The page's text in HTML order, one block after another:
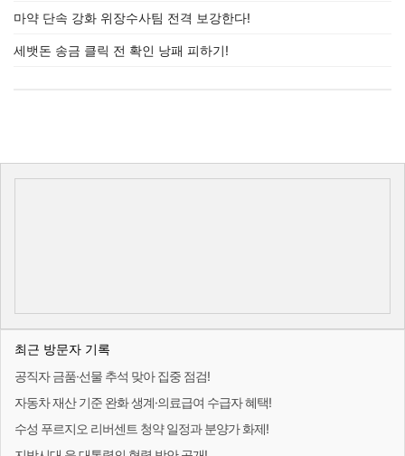
마약 단속 강화 위장수사팀 전격 보강한다!
세뱃돈 송금 클릭 전 확인 낭패 피하기!
최근 방문자 기록
공직자 금품·선물 추석 맞아 집중 점검!
자동차 재산 기준 완화 생계·의료급여 수급자 혜택!
수성 푸르지오 리버센트 청약 일정과 분양가 화제!